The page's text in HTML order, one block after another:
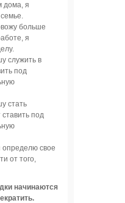
дома, я
больше
я
служить в
под
стать
под
свое
от того,
начинаются